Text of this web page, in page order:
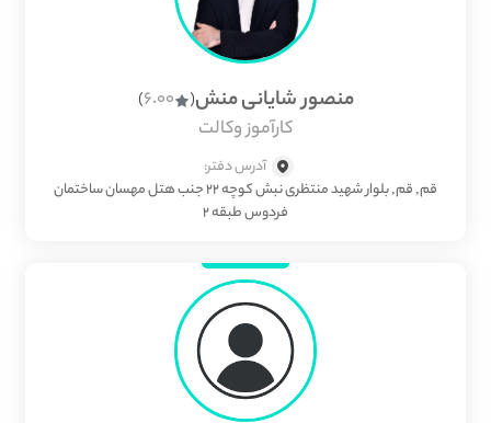
منصور شایانی منش(
6.00
)
کارآموز وکالت
آدرس دفتر:
قم, قم, بلوار شهید منتظری نبش کوچه ۲۲ جنب هتل مهسان ساختمان
فردوس طبقه ۲